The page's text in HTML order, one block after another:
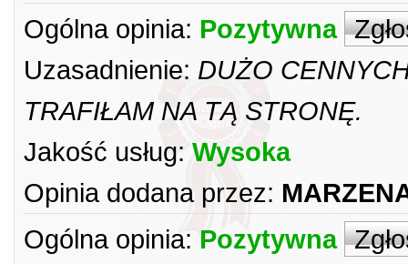
Ogólna opinia: Pozytywna
Uzasadnienie: DUŻO
TRAFIŁAM NA TĄ STRONĘ.
Jakość usług: Wysoka
Opinia dodana przez:
Ogólna opinia: Pozytywna